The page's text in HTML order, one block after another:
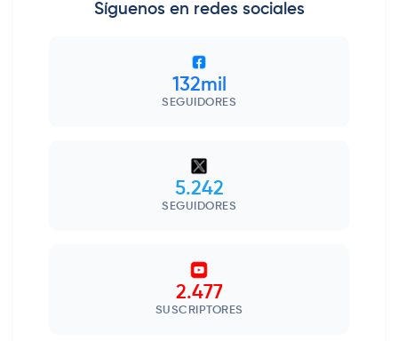
Síguenos en redes sociales
132mil
SEGUIDORES
5.242
SEGUIDORES
2.477
SUSCRIPTORES